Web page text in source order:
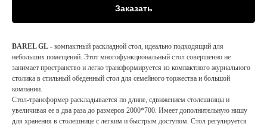
Заказать
BAREL GL - компактный раскладной стол, идеально подходящий для
небольших помещений. Этот многофункциональный стол совершенно не
занимает пространство и легко трансформируется из компактного журнального
столика в стильный обеденный стол для семейного торжества и большой
компании.
Стол-трансформер раскладывается по длине, сдвижением столешницы и
увеличивая ее в два раза до размеров 2000*700. Имеет дополнительную нишу
для хранения в столешнице с легким и быстрым доступом. Стол регулируется